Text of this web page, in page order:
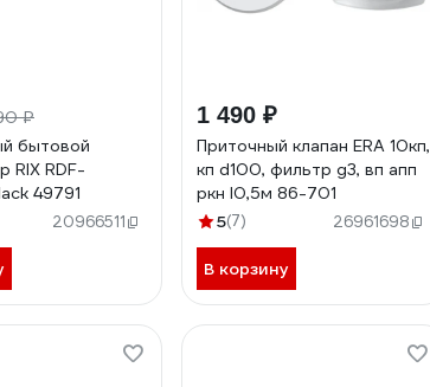
₽
бытовой
RIX RDF-
49791
20966511
1 490 ₽
Приточный клапан ERA 10кп,
кп d100, фильтр g3, вп апп
ркн l0,5м 86-701
5(7) 26961698
В корзину